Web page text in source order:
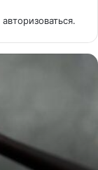
авторизоваться.